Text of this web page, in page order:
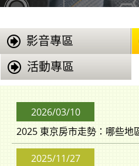
影音專區
活動專區
2026/03/10
2025 東京房市走勢：哪些地
2025/11/27